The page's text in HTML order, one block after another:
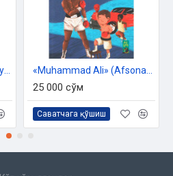
25 000 сўм
Саватчага қўшиш